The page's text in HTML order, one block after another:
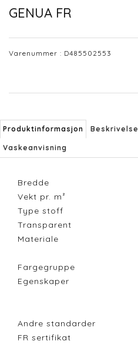
GENUA FR
Varenummer : D485502553
Produktinformasjon Beskrivelse
Vaskeanvisning
Bredde
Vekt pr. m²
Type stoff
Transparent
Materiale
Fargegruppe
Egenskaper
Andre standarder
FR sertifikat